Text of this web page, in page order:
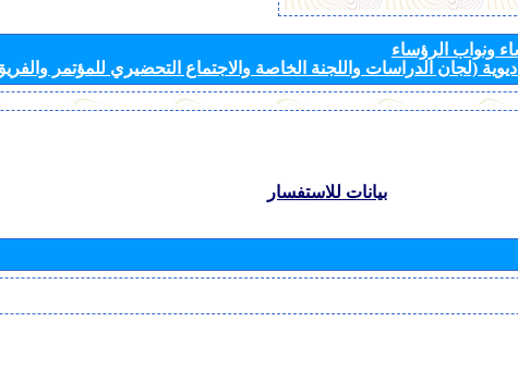
ونواب الرؤساء
(لجان الدراسات واللجنة الخاصة والاجتماع التحضيري للمؤتمر
بيانات للاستفسار